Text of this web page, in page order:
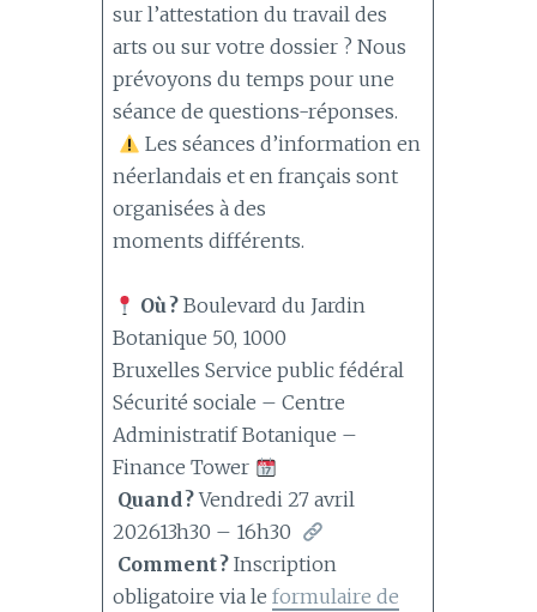
sur l’attestation du travail des
arts ou sur votre dossier ? Nous
prévoyons du temps pour une
séance de questions-réponses.
Les séances d’information en
néerlandais et en français sont
organisées à des
moments différents.
Où ?Boulevard du Jardin
Botanique 50, 1000
Bruxelles Service public fédéral
Sécurité sociale – Centre
Administratif Botanique –
Finance Tower
Quand ?Vendredi 27 avril
202613h30 – 16h30
Comment ? Inscription
obligatoire via leformulaire de